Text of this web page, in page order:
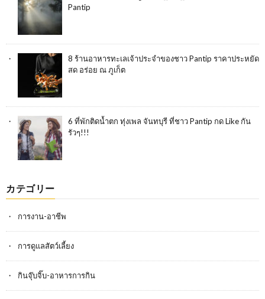
Pantip
8 ร้านอาหารทะเลเจ้าประจำของชาว Pantip ราคาประหยัด
สด อร่อย ณ ภูเก็ต
6 ที่พักติดน้ำตก ทุ่งเพล จันทบุรี ที่ชาว Pantip กด Like กัน
รัวๆ!!!
カテゴリー
การงาน-อาชีพ
การดูแลสัตว์เลี้ยง
กินจุ๊บจิ๊บ-อาหารการกิน